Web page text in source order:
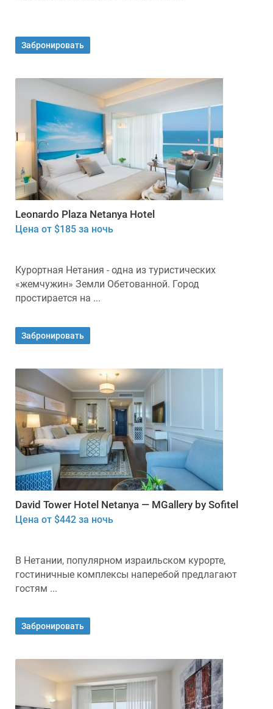
Забронировать
Leonardo Plaza Netanya Hotel
Цена от $185 за ночь
Курортная Нетания - одна из туристических
«жемчужин» Земли Обетованной. Город
простирается на ...
Забронировать
David Tower Hotel Netanya — MGallery by Sofitel
Цена от $442 за ночь
В Нетании, популярном израильском курорте,
гостиничные комплексы наперебой предлагают
гостям ...
Забронировать